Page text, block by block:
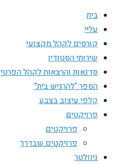
בית
עליי
קורסים לקהל מקצועי
שירותי הסטודיו
סדנאות והרצאות לקהל הפרטי
הספר “להרגיש בית”
קלפי עיצוב בצבע
פרויקטים
פרויקטים
פרויקטים שבדרך
ניוזלטר